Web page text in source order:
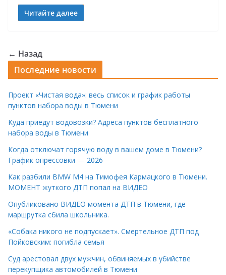
Читайте далее
← Назад
Последние новости
Проект «Чистая вода»: весь список и график работы
пунктов набора воды в Тюмени
Куда приедут водовозки? Адреса пунктов бесплатного
набора воды в Тюмени
Когда отключат горячую воду в вашем доме в Тюмени?
График опрессовки — 2026
Как разбили BMW M4 на Тимофея Кармацкого в Тюмени.
МОМЕНТ жуткого ДТП попал на ВИДЕО
Опубликовано ВИДЕО момента ДТП в Тюмени, где
маршрутка сбила школьника.
«Собака никого не подпускает». Смертельное ДТП под
Пойковским: погибла семья
Суд арестовал двух мужчин, обвиняемых в убийстве
перекупщика автомобилей в Тюмени